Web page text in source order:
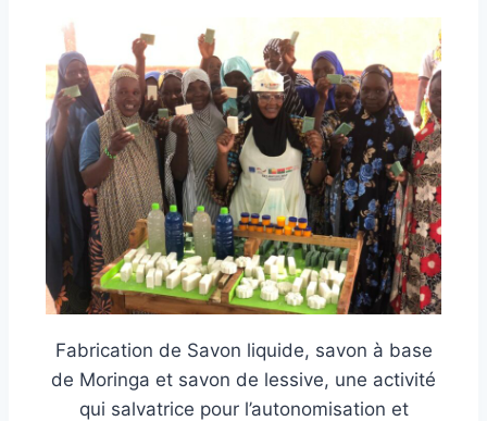
Fabrication de Savon liquide, savon à base
de Moringa et savon de lessive, une activité
qui salvatrice pour l’autonomisation et